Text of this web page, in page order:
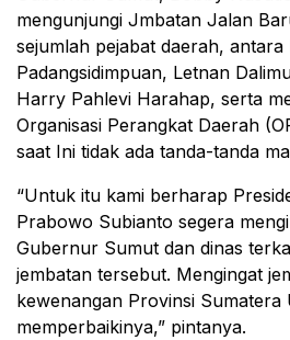
mengunjungi Jmbatan Jalan
sejumlah pejabat daerah, antara
Padangsidimpuan, Letnan
Harry Pahlevi Harahap, serta
Organisasi Perangkat Daerah
saat Ini tidak ada tanda-tanda
“Untuk itu kami berharap
Prabowo Subianto segera
Gubernur Sumut dan dinas
jembatan tersebut. Mengingat
kewenangan Provinsi Sumatera
memperbaikinya,” pintanya.